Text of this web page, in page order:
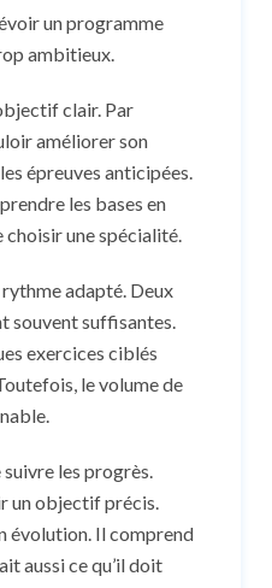
un programme
ambitieux.
clair. Par
améliorer son
épreuves anticipées.
les bases en
une spécialité.
adapté. Deux
souvent suffisantes.
exercices ciblés
le volume de
les progrès.
un objectif précis.
évolution. Il comprend
aussi ce qu’il doit